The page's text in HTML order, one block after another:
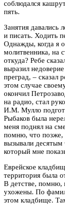
соблюдался
пять.
Занятия давались
и писать. Ходить
Однажды, когда я
молитвенника, на
откуда? Ребе
выразил
преград, – сказал
этом случае
окончил
на радио, стал
И.М. Мулло
Рыбаков была
меня поднял на
помню, что позже,
вызывали десятым
который мне
Еврейское
территория была
В детстве, помню,
ухожены. По
этом кладбище.